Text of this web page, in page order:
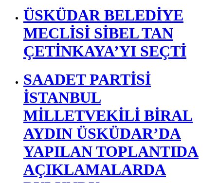
ÜSKÜDAR BELEDİYE
MECLİSİ SİBEL TAN
ÇETİNKAYA’YI SEÇTİ
SAADET PARTİSİ
İSTANBUL
MİLLETVEKİLİ BİRAL
AYDIN ÜSKÜDAR’DA
YAPILAN TOPLANTIDA
AÇIKLAMALARDA